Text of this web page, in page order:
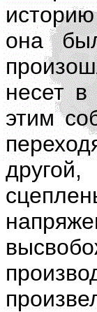
она
несет в
этим